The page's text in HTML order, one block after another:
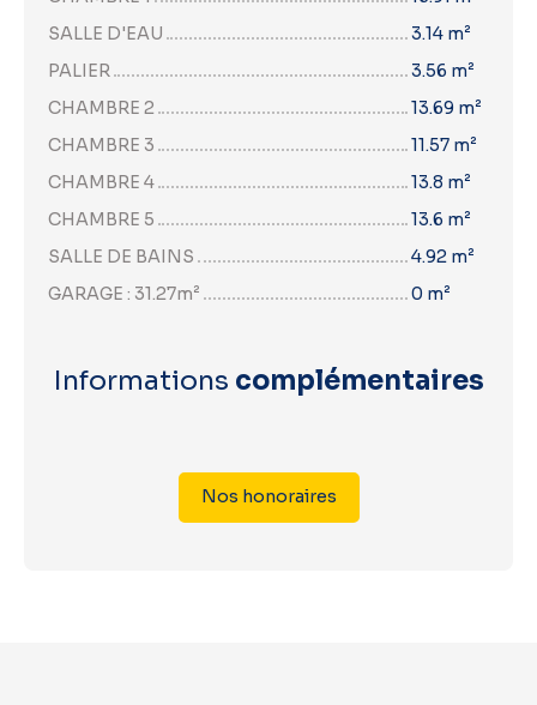
SALLE D'EAU
3.14 m²
PALIER
3.56 m²
CHAMBRE 2
13.69 m²
CHAMBRE 3
11.57 m²
CHAMBRE 4
13.8 m²
CHAMBRE 5
13.6 m²
SALLE DE BAINS
4.92 m²
GARAGE : 31.27m²
0 m²
Informations complémentaires
Nos honoraires